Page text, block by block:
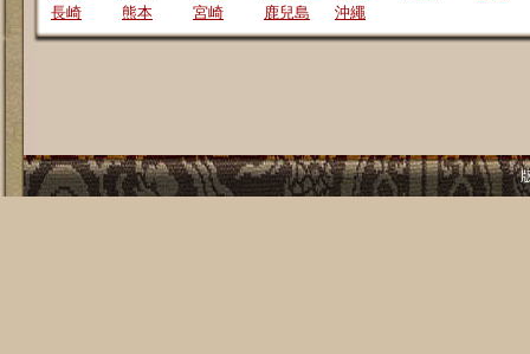
長崎
熊本 宮崎 鹿兒島 沖繩